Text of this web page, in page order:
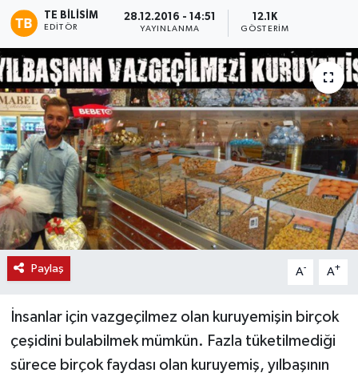
TE BILISIM
EDITÖR
28.12.2016 - 14:51
YAYINLANMA
12.1K
GÖSTERIM
Paylaş A- A+
İnsanlar için vazgeçilmez olan kuruyemişin birçok
çeşidini bulabilmek mümkün. Fazla tüketilmediği
sürece birçok faydası olan kuruyemiş, yılbaşının